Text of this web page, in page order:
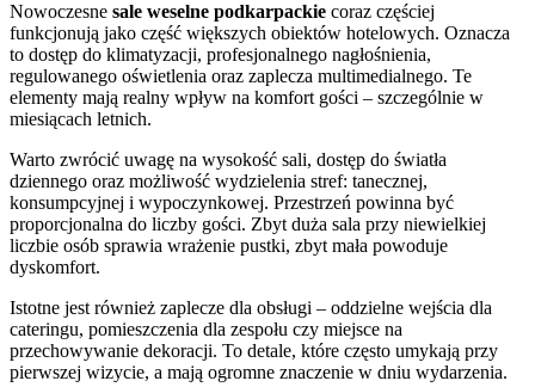
Nowoczesne sale weselne podkarpackie coraz częściej
funkcjonują jako część większych obiektów hotelowych. Oznacza
to dostęp do klimatyzacji, profesjonalnego nagłośnienia,
regulowanego oświetlenia oraz zaplecza multimedialnego. Te
elementy mają realny wpływ na komfort gości – szczególnie w
miesiącach letnich.
Warto zwrócić uwagę na wysokość sali, dostęp do światła
dziennego oraz możliwość wydzielenia stref: tanecznej,
konsumpcyjnej i wypoczynkowej. Przestrzeń powinna być
proporcjonalna do liczby gości. Zbyt duża sala przy niewielkiej
liczbie osób sprawia wrażenie pustki, zbyt mała powoduje
dyskomfort.
Istotne jest również zaplecze dla obsługi – oddzielne wejścia dla
cateringu, pomieszczenia dla zespołu czy miejsce na
przechowywanie dekoracji. To detale, które często umykają przy
pierwszej wizycie, a mają ogromne znaczenie w dniu wydarzenia.